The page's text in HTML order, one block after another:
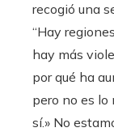
recogió una
“Hay
hay más
por qué ha
pero no es lo
sí.» No